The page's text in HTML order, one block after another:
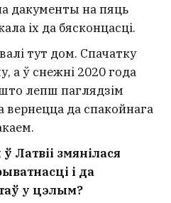
дакументы на пяць
іх да бясконцасці.
тут дом. Спачатку
а ў снежні 2020 года
лепш паглядзім
вернецца да спакойнага
Латвіі змянілася
і да
у цэлым?